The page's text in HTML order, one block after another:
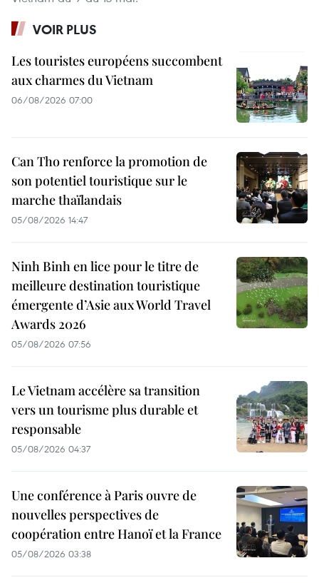
VOIR PLUS
Les touristes européens succombent
aux charmes du Vietnam
06/08/2026 07:00
Can Tho renforce la promotion de
son potentiel touristique sur le
marche thaïlandais
05/08/2026 14:47
Ninh Binh en lice pour le titre de
meilleure destination touristique
émergente d’Asie aux World Travel
Awards 2026
05/08/2026 07:56
Le Vietnam accélère sa transition
vers un tourisme plus durable et
responsable
05/08/2026 04:37
Une conférence à Paris ouvre de
nouvelles perspectives de
coopération entre Hanoï et la France
05/08/2026 03:38